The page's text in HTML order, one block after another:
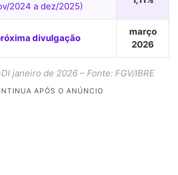
2024 a dez/2025)
divulgação
março
2026
janeiro de 2026 – Fonte: FGV/IBRE